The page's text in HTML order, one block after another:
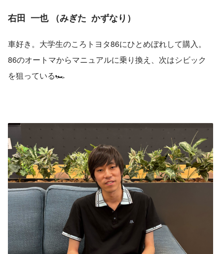
右田  一也 （みぎた  かずなり）
車好き。大学生のころトヨタ86にひとめぼれして購入。
86のオートマからマニュアルに乗り換え、次はシビック
を狙っている🏎️